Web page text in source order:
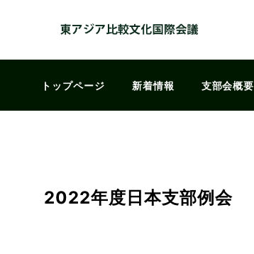
トップページ 新着情報 支部会概要
2022年度日本支部例会